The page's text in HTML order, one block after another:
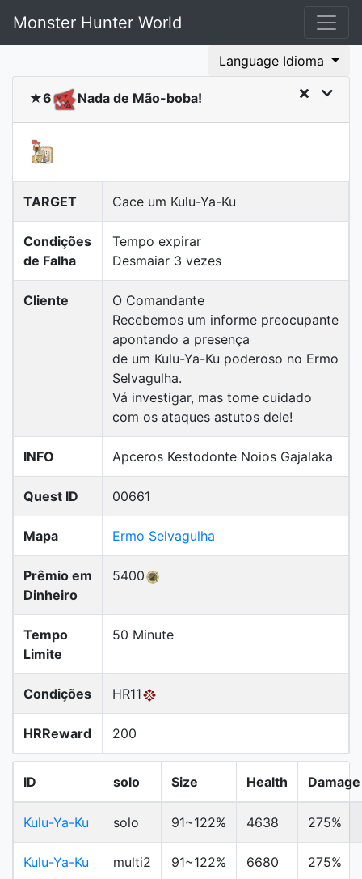
Monster Hunter World
Language Idioma
★6 Nada de Mão-boba!
TARGET Cace um Kulu-Ya-Ku
Condições
de Falha
Tempo expirar
Desmaiar 3 vezes
Cliente
O Comandante
Recebemos um informe preocupante
apontando a presença
de um Kulu-Ya-Ku poderoso no Ermo
Selvagulha.
Vá investigar, mas tome cuidado
com os ataques astutos dele!
INFO Apceros Kestodonte Noios Gajalaka
Quest ID 00661
Mapa Ermo Selvagulha
Prêmio em
Dinheiro
5400
Tempo
Limite
50 Minute
Condições HR11
HRReward 200
ID solo Size Health Damage
Kulu-Ya-Ku solo 91~122% 4638 275%
Kulu-Ya-Ku multi2 91~122% 6680 275%